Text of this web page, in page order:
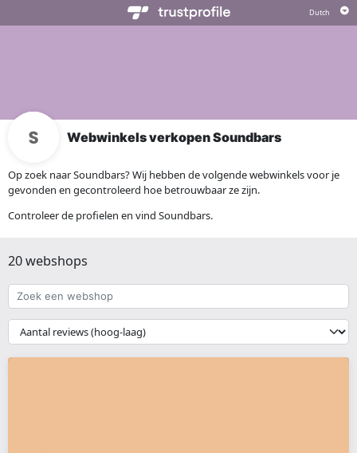
Webwinkels verkopen Soundbars
Op zoek naar Soundbars? Wij hebben de volgende webwinkels voor je
gevonden en gecontroleerd hoe betrouwbaar ze zijn.
Controleer de profielen en vind Soundbars.
20 webshops
Zoek
een
webshop
{{
__('Sort')
}}